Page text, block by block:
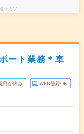
サカソ
ート業務＊車
日が休み WEB登録OK